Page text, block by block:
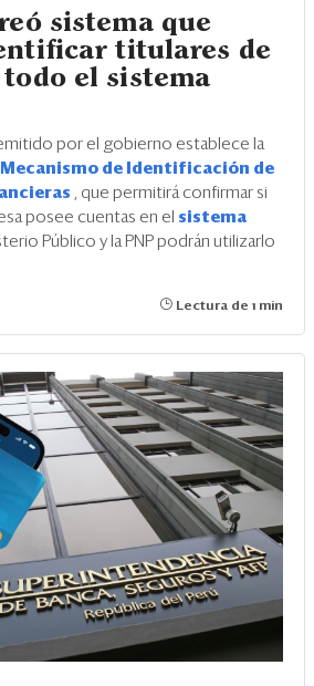
sistema que
titulares de
el sistema
por el gobierno establece la
Mecanismo de Identificación de
, que permitirá confirmar si
posee cuentas en el sistema
Público y la PNP podrán utilizarlo
Lectura de 1 min